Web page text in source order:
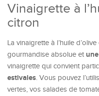
Vinaigrette à
citron
La vinaigrette à l’huile
gourmandise absolue et
vinaigrette qui convient
estivales. Vous pouvez
vertes, vos salades de